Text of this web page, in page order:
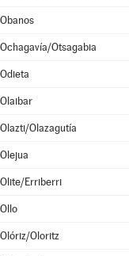
Obanos
Ochagavía/Otsagabia
Odieta
Olaibar
Olazti/Olazagutía
Olejua
Olite/Erriberri
Ollo
Olóriz/Oloritz